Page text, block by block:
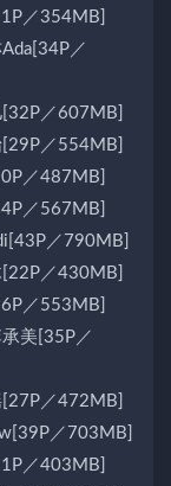
／354MB]
／
／607MB]
／554MB]
／487MB]
／567MB]
／790MB]
／430MB]
／553MB]
美[35P／
／472MB]
／703MB]
／403MB]